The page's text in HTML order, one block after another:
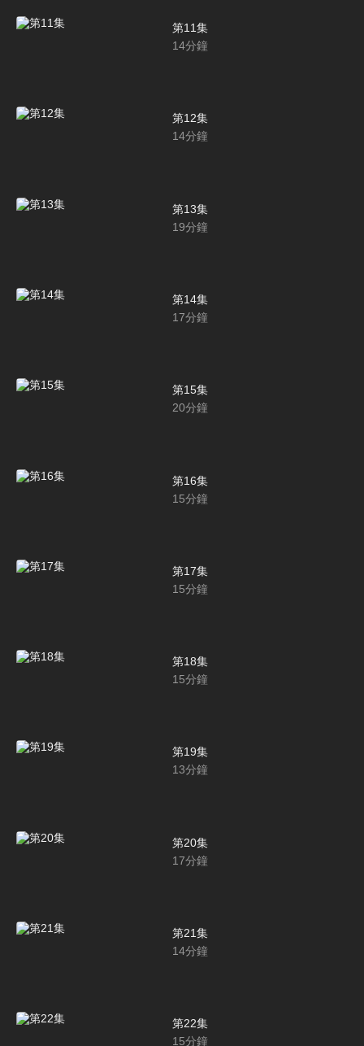
第11集
14分鐘
第12集
14分鐘
第13集
19分鐘
第14集
17分鐘
第15集
20分鐘
第16集
15分鐘
第17集
15分鐘
第18集
15分鐘
第19集
13分鐘
第20集
17分鐘
第21集
14分鐘
第22集
15分鐘